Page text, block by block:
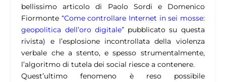
bellissimo articolo di Paolo Sordi e Domenico
Fiormonte “Come controllare Internet in sei mosse:
geopolitica dell’oro digitale”pubblicato su questa
rivista) e l’esplosione incontrollata della violenza
verbale che a stento, e spesso strumentalmente,
l’algoritmo di tutela dei social riesce a contenere.
Quest’ultimo fenomeno è reso possibile